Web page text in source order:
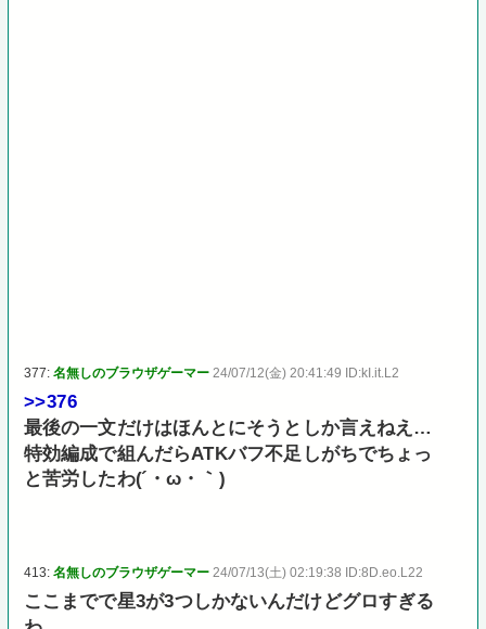
377:名無しのブラウザゲーマー 24/07/12(金) 20:41:49 ID:kI.it.L2
>>376
最後の一文だけはほんとにそうとしか言えねえ…
特効編成で組んだらATKバフ不足しがちでちょっ
と苦労したわ(´・ω・｀)
413:名無しのブラウザゲーマー 24/07/13(土) 02:19:38 ID:8D.eo.L22
ここまでで星3が3つしかないんだけどグロすぎる